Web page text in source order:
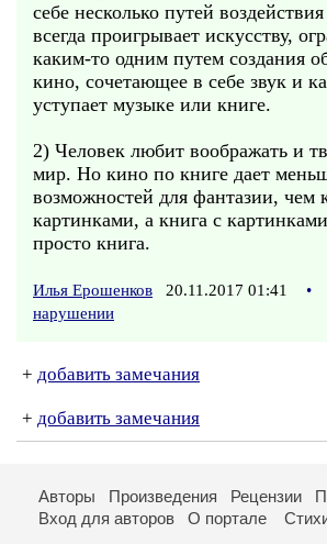
себе несколько путей
всегда проигрывает искусству,
каким-то одним путем создания
кино, сочетающее в себе звук и
уступает музыке или книге.
2) Человек любит воображать и
мир. Но кино по книге дает
возможностей для фантазии, чем
картинками, а книга с
просто книга.
Илья Ерошенков 20.11.2017 01:41 •
нарушении
+ добавить замечания
+ добавить замечания
Авторы Произведения Рецензии
Вход для авторов
О портале